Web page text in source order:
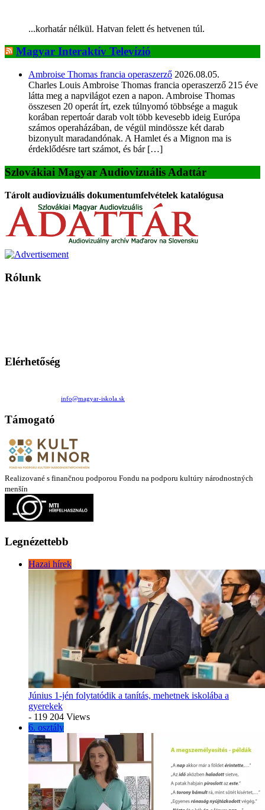
...korhatár nélkül. Hatvan felett és hetvenen túl.
Magyar Interaktív Televízió
Ambroise Thomas francia operaszerző 2026.08.05.
Charles Louis Ambroise Thomas francia operaszerző 215 éve
látta meg a napvilágot ezen a napon. Ambroise Thomas
összesen 20 operát írt, ezek túlnyomó többsége a maguk
korában repertoár darab volt több kevesebb ideig Európa
számos operaházában, de végül mindössze két darab
bizonyult maradandónak. A Hamlet és a Mignon ma is
érdeklődésre tart számot, és bár […]
Szlovákiai Magyar Audiovizuális Adattár
Tárolt audiovizuális dokumentumfelvételek katalógusa
Rólunk
Elérhetőség
info@magyar-iskola.sk
Támogató
Realizované s finančnou podporou Fondu na podporu kultúry národnostných
menšín
Legnézettebb
Hazai hírek
Június 1-jén folytatódik a tanítás, mehetnek iskolába a
gyerekek
- 119 204 Views
6. osztály